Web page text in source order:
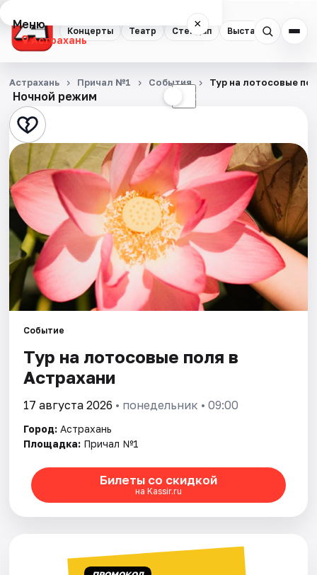
Концерты Театр Стендап Выставки
Меню ×
Астрахань
Концерты
Театр
Стендап
Выставки
Квесты
Экскурсии
Спорт
События
Города
Площадки
Рейтинги
Ночной режим ☾
Астрахань Причал №1 События Тур на лотосовые
Событие
Тур на лотосовые поля в
Астрахани
17 августа 2026 • понедельник • 09:00
Город: Астрахань
Площадка: Причал №1
Билеты со скидкой
на Kassir.ru